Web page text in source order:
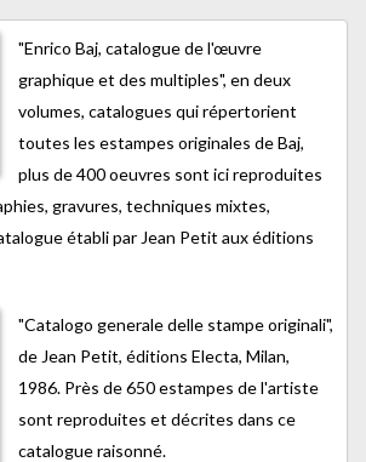
"Enrico Baj, catalogue de l'œuvre
graphique et des multiples", en deux
volumes, catalogues qui répertorient
toutes les estampes originales de Baj,
plus de 400 oeuvres sont ici reproduites
gravures, techniques mixtes,
établi par Jean Petit aux éditions
"Catalogo generale delle stampe originali",
de Jean Petit, éditions Electa, Milan,
1986. Près de 650 estampes de l'artiste
sont reproduites et décrites dans ce
catalogue raisonné.